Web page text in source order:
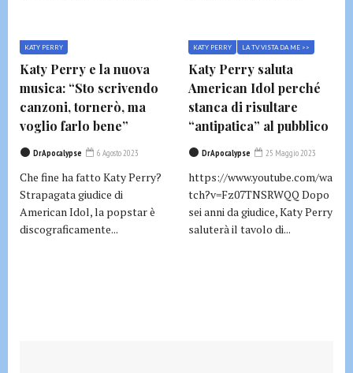
KATY PERRY
Katy Perry e la nuova
musica: “Sto scrivendo
canzoni, tornerò, ma
voglio farlo bene”
DrApocalypse 6 Agosto 2023
Che fine ha fatto Katy Perry?
Strapagata giudice di
American Idol, la popstar è
discograficamente...
KATY PERRY LA TV VISTA DA ME >>
Katy Perry saluta
American Idol perché
stanca di risultare
“antipatica” al pubblico
DrApocalypse 25 Maggio 2023
https://www.youtube.com/wa
tch?v=Fz07TNSRWQQ Dopo
sei anni da giudice, Katy Perry
saluterà il tavolo di...